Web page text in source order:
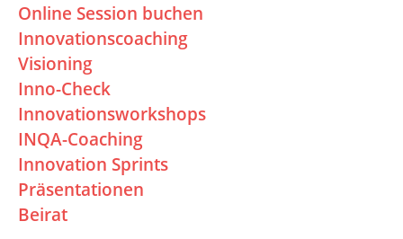
Online Session buchen
Innovationscoaching
Visioning
Inno-Check
Innovationsworkshops
INQA-Coaching
Innovation Sprints
Präsentationen
Beirat